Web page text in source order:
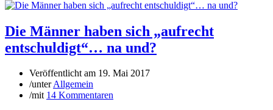
Die Männer haben sich „aufrecht
entschuldigt“… na und?
Veröffentlicht am 19. Mai 2017
/unterAllgemein
/mit 14 Kommentaren